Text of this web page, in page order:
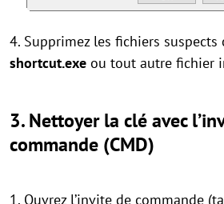
4. Supprimez les fichiers suspects
shortcut.exe ou tout autre fichier
3. Nettoyer la clé avec
commande (CMD)
1. Ouvrez l’invite de commande